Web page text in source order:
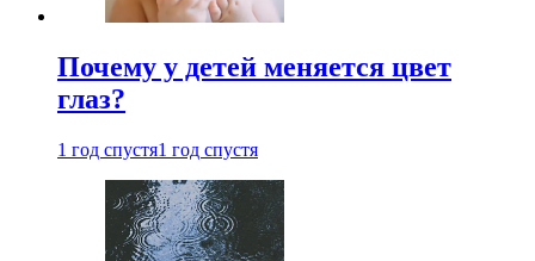
Почему у детей меняется цвет
глаз?
1 год спустя1 год спустя